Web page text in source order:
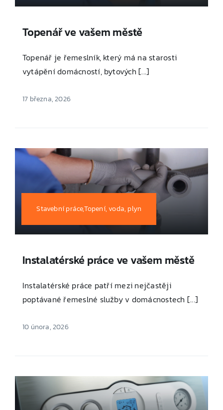
Topenář ve vašem městě
Topenář je řemeslník, který má na starosti
vytápění domácností, bytových [...]
17 března, 2026
Stavební práce,Topení, voda, plyn
Instalatérské práce ve vašem městě
Instalatérské práce patří mezi nejčastěji
poptávané řemeslné služby v domácnostech [...]
10 února, 2026